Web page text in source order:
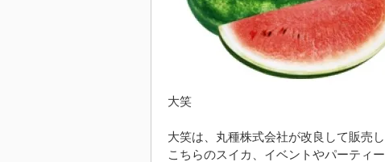
大笑
大笑は、丸種株式会社が改良して販売
こちらのスイカ、イベントやパーティー